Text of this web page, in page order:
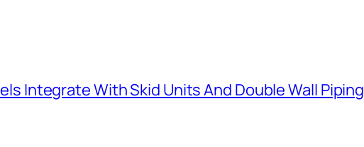
Integrate With Skid Units And Double Wall Piping